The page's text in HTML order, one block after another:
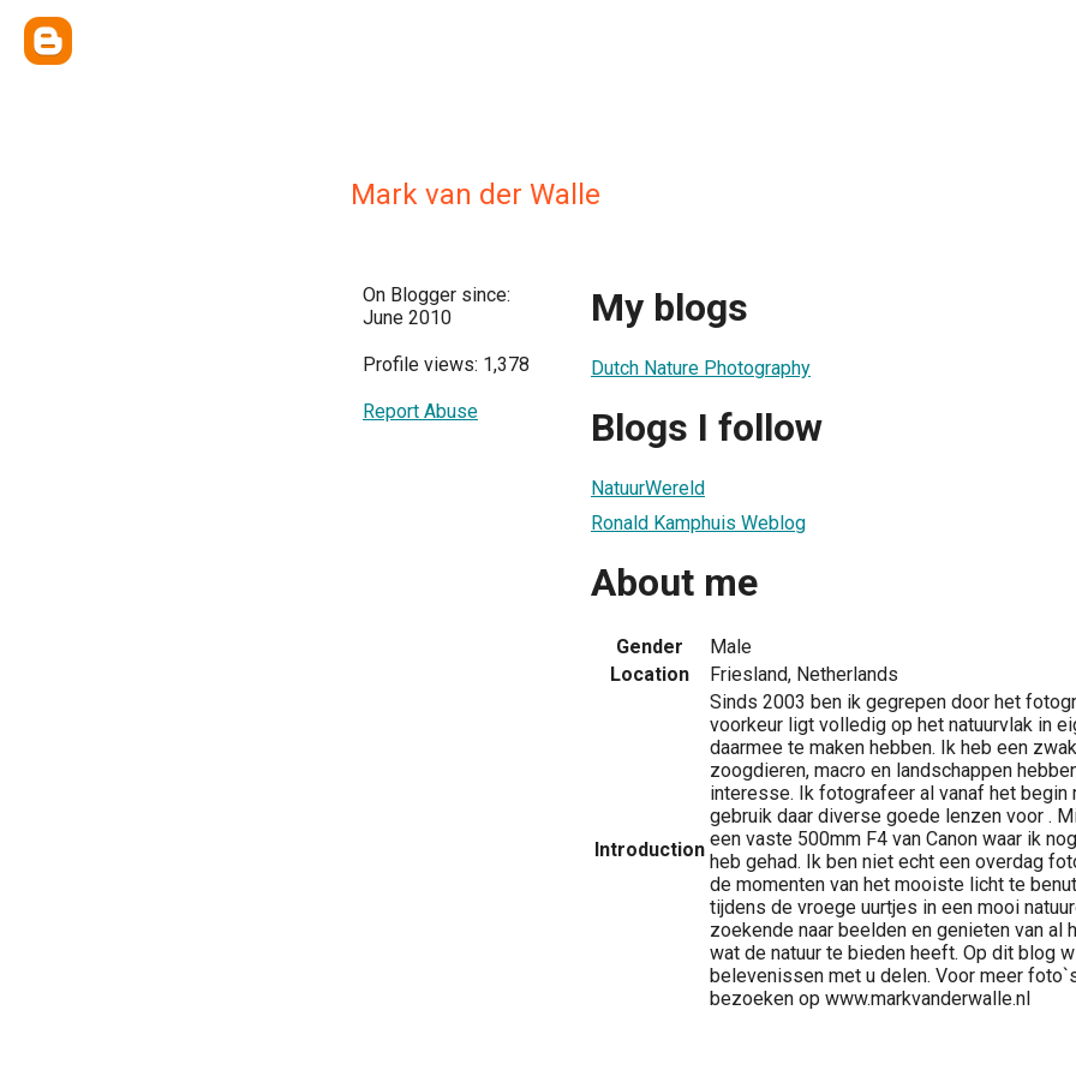
Mark van der Walle
On Blogger since:
June 2010
Profile views: 1,378
Report Abuse
My blogs
Dutch Nature Photography
Blogs I follow
NatuurWereld
Ronald Kamphuis Weblog
About me
Gender
Male
Location
Friesland, Netherlands
Introduction
Sinds 2003 ben ik gegrepen door het
voorkeur ligt volledig op het natuurvlak in
daarmee te maken hebben. Ik heb een
zoogdieren, macro en landschappen
interesse. Ik fotografeer al vanaf het begin
gebruik daar diverse goede lenzen voor .
een vaste 500mm F4 van Canon waar ik
heb gehad. Ik ben niet echt een overdag
de momenten van het mooiste licht te
tijdens de vroege uurtjes in een mooi
zoekende naar beelden en genieten van al
wat de natuur te bieden heeft. Op dit blog
belevenissen met u delen. Voor meer
bezoeken op www.markvanderwalle.nl